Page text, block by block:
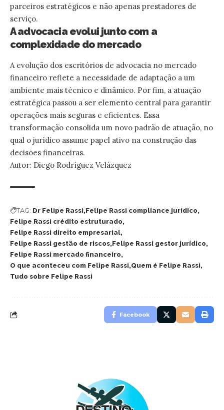
parceiros estratégicos e não apenas prestadores de
serviço.
A advocacia evolui junto com a
complexidade do mercado
A evolução dos escritórios de advocacia no mercado
financeiro reflete a necessidade de adaptação a um
ambiente mais técnico e dinâmico. Por fim, a atuação
estratégica passou a ser elemento central para garantir
operações mais seguras e eficientes. Essa
transformação consolida um novo padrão de atuação, no
qual o jurídico assume papel ativo na construção das
decisões financeiras.
Autor: Diego Rodríguez Velázquez
TAG: Dr Felipe Rassi Felipe Rassi compliance jurídico
Felipe Rassi crédito estruturado
Felipe Rassi direito empresarial
Felipe Rassi gestão de riscos Felipe Rassi gestor jurídico
Felipe Rassi mercado financeiro
O que aconteceu com Felipe Rassi Quem é Felipe Rassi
Tudo sobre Felipe Rassi
Facebook